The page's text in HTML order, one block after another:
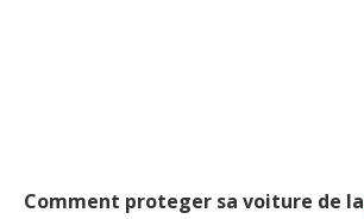
Comment proteger sa voiture de la